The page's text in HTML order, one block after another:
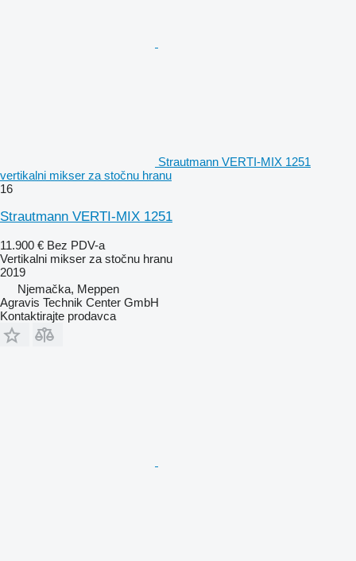
Strautmann VERTI-MIX 1251
vertikalni mikser za stočnu hranu
16
Strautmann VERTI-MIX 1251
11.900 € Bez PDV-a
Vertikalni mikser za stočnu hranu
2019
Njemačka, Meppen
Agravis Technik Center GmbH
Kontaktirajte prodavca